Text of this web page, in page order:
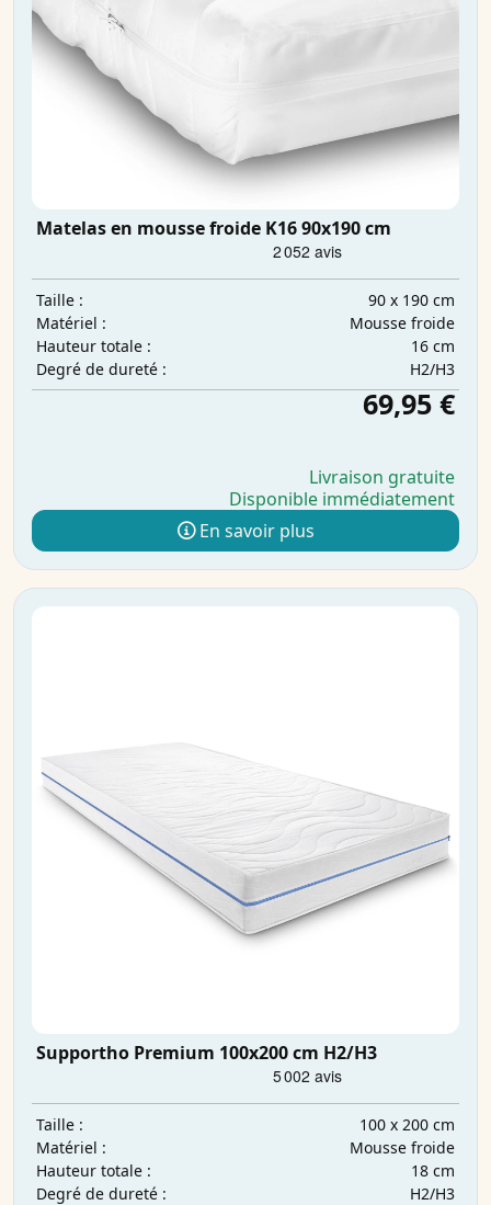
Matelas en mousse froide K16 90x190 cm
Taille :
90 x 190 cm
Matériel :
Mousse froide
Hauteur totale :
16 cm
Degré de dureté :
H2/H3
69,95 €
Livraison gratuite
Disponible immédiatement
En savoir plus
Supportho Premium 100x200 cm H2/H3
Taille :
100 x 200 cm
Matériel :
Mousse froide
Hauteur totale :
18 cm
Degré de dureté :
H2/H3